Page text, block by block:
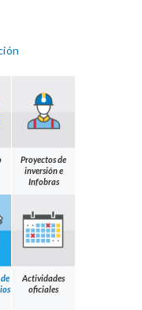
Proyectos de
inversión e
Infobras
Actividades
oficiales